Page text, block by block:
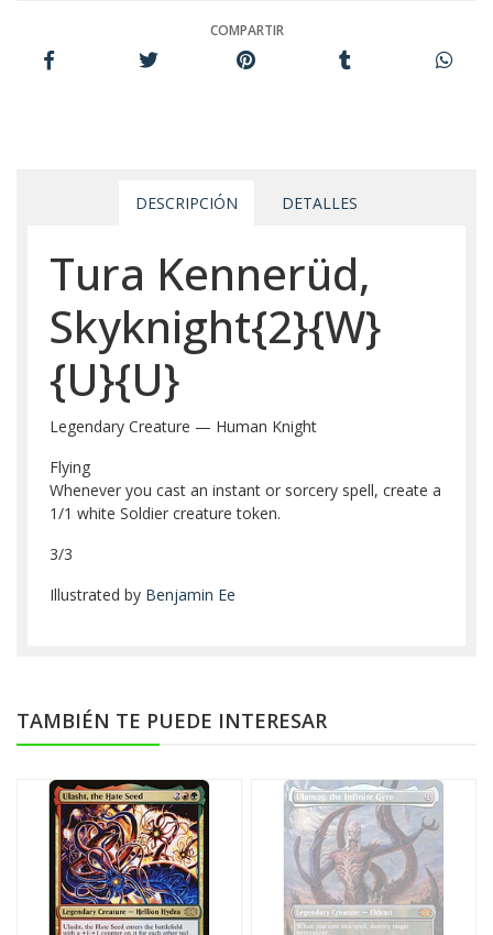
COMPARTIR
DESCRIPCIÓN DETALLES
Tura Kennerüd,
Skyknight{2}{W}
{U}{U}
Legendary Creature — Human Knight
Flying
Whenever you cast an instant or sorcery spell, create a
1/1 white Soldier creature token.
3/3
Illustrated by Benjamin Ee
TAMBIÉN TE PUEDE INTERESAR